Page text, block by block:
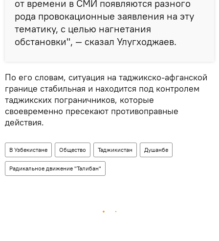
от времени в СМИ появляются разного
рода провокационные заявления на эту
тематику, с целью нагнетания
обстановки", — сказал Улугходжаев.
По его словам, ситуация на таджикско-афганской
границе стабильная и находится под контролем
таджикских пограничников, которые
своевременно пресекают противоправные
действия.
В Узбекистане Общество Таджикистан Душанбе
Радикальное движение "Талибан"